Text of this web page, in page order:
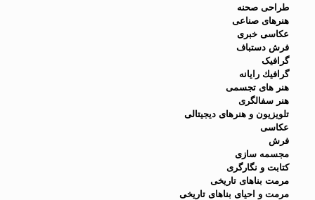
طراحی صحنه
هنرهای صناعی
عكاسی خبری
فرش دستباف
گرافيک
گرافيك رايانه
هنر های تجسمی
هنر سفالگری
تلويزيون و هنرهای ديجيتالی
عكاسی
فرش
مجسمه سازی
كتابت و نگارگری
مرمت بناهای تاريخی
مرمت و احيای بناهای تاريخی